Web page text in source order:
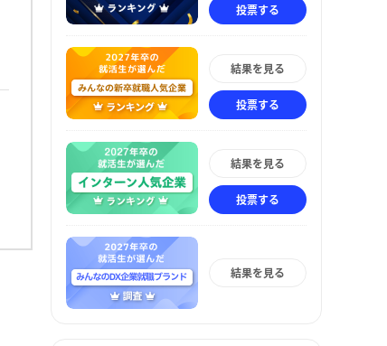
投票する
結果を見る
投票する
結果を見る
投票する
結果を見る